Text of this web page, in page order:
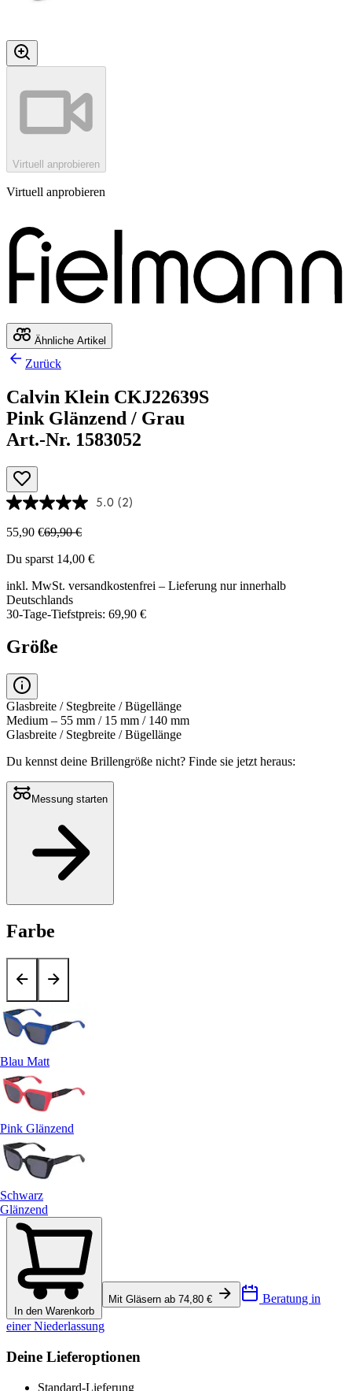
Virtuell anprobieren
Virtuell anprobieren
Ähnliche Artikel
Zurück
Calvin Klein CKJ22639S
Pink Glänzend / Grau
Art.-Nr. 1583052
5.0 (2)
55,90 €69,90 €
Du sparst 14,00 €
inkl. MwSt. versandkostenfrei – Lieferung nur innerhalb
Deutschlands
30-Tage-Tiefstpreis: 69,90 €
Größe
Glasbreite / Stegbreite / Bügellänge
Medium – 55 mm / 15 mm / 140 mm
Glasbreite / Stegbreite / Bügellänge
Du kennst deine Brillengröße nicht? Finde sie jetzt heraus:
Messung starten
Farbe
Blau Matt
Pink Glänzend
Schwarz
Glänzend
In den Warenkorb
Mit Gläsern ab 74,80 € Beratung in
einer Niederlassung
Deine Lieferoptionen
Standard-Lieferung